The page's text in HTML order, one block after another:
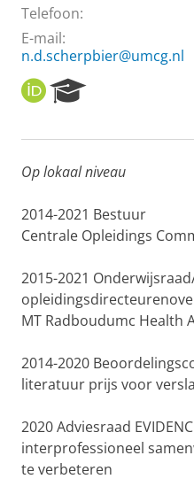
Telefoon:
E-mail:
n.d.scherpbier@umcg.nl
O
R
I
e
r
h
P
o
a
l
Op lokaal niveau
2014-2021 Bestuur
Centrale Opleidings
2015-2021 Onderwijsraad
o
MT Radboudumc Health
2014-2020
literatuur prijs voor
2020Adviesraad
interprofessioneel
te verbeteren